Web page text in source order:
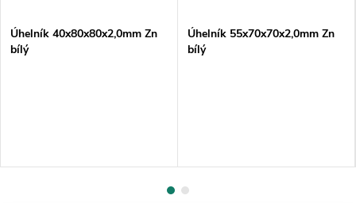
Úhelník 40x80x80x2,0mm Zn
bílý
Úhelník 55x70x70x2,0mm Zn
bílý